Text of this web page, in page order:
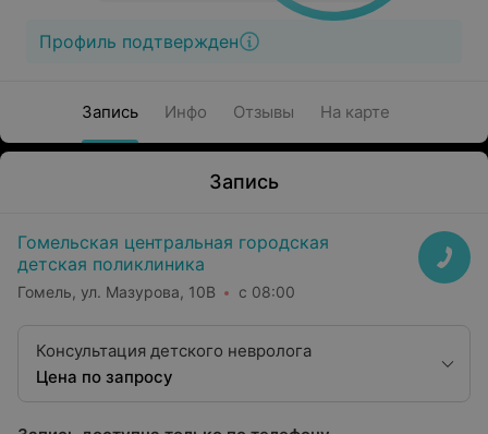
Профиль подтвержден
Запись Инфо Отзывы На карте
Запись
Гомельская центральная городская
детская поликлиника
Гомель, ул. Мазурова, 10В с 08:00
Консультация детского невролога
Цена по запросу